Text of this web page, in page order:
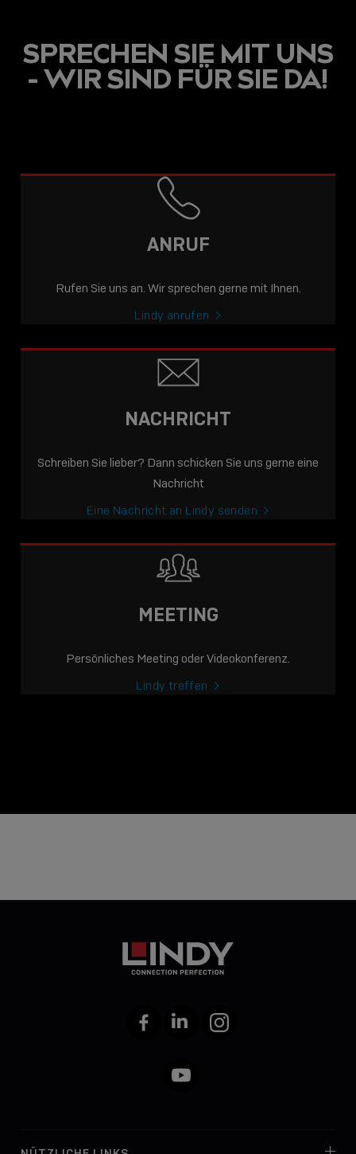
SPRECHEN SIE MIT UNS
- WIR SIND FÜR SIE DA!
ANRUF
Rufen Sie uns an. Wir sprechen gerne mit Ihnen.
Lindy anrufen
NACHRICHT
Schreiben Sie lieber? Dann schicken Sie uns gerne eine
Nachricht
Eine Nachricht an Lindy senden
MEETING
Persönliches Meeting oder Videokonferenz.
Lindy treffen
FacebookLinkedIn Instagram
YouTube